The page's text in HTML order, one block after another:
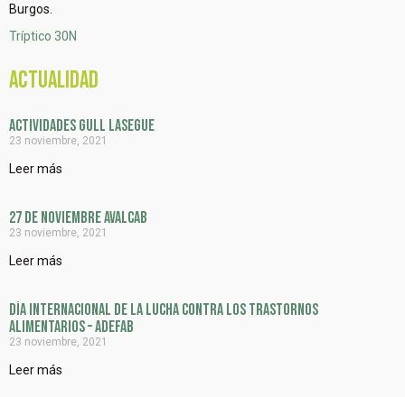
Burgos.
Tríptico 30N
Actualidad
ACTIVIDADES GULL LASEGUE
23 noviembre, 2021
Leer más
27 DE NOVIEMBRE AVALCAB
23 noviembre, 2021
Leer más
Día internacional de la lucha contra los Trastornos
Alimentarios – ADEFAB
23 noviembre, 2021
Leer más